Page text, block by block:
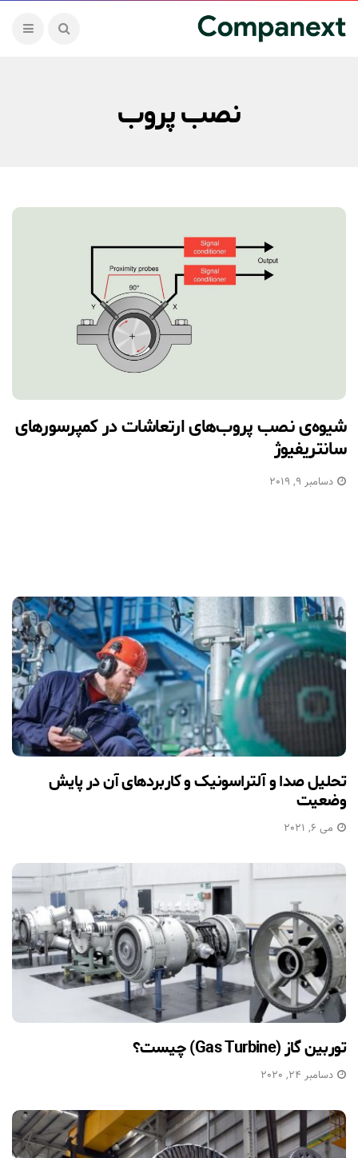
نصب پروب
شیوه‌ی نصب پروب‌های ارتعاشات در کمپرسورهای
سانتریفیوژ
دسامبر 9, 2019
تحلیل صدا و آلتراسونیک و کاربردهای آن در پایش
وضعیت
می 6, 2021
توربین گاز (Gas Turbine) چیست؟
دسامبر 24, 2020